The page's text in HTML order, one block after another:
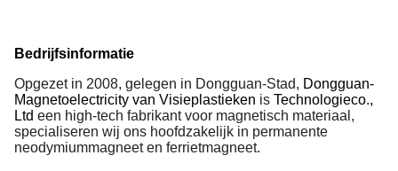
Bedrijfsinformatie
Opgezet in 2008, gelegen in Dongguan-Stad, Dongguan-
Magnetoelectricity van Visieplastieken is Technologieco.,
Ltd een high-tech fabrikant voor magnetisch materiaal,
specialiseren wij ons hoofdzakelijk in permanente
neodymiummagneet en ferrietmagneet.